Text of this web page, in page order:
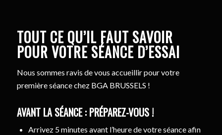
TOUT CE QU’IL FAUT SAVOIR
POUR VOTRE SÉANCE D’ESSAI
Nous sommes ravis de vous accueillir pour votre
première séance chez BGA BRUSSELS !
AVANT LA SÉANCE : PRÉPAREZ-VOUS !
Arrivez 5 minutes avant l’heure de votre séance afin